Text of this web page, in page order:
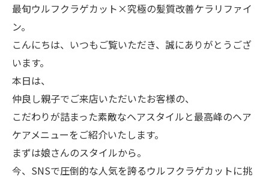
最旬ウルフクラゲカット×究極の髪質改善ケラリファイ
ン。
​こんにちは、いつもご覧いただき、誠にありがとうござ
います。
本日は、
仲良し親子でご来店いただいたお客様の、
こだわりが詰まった素敵なヘアスタイルと最高峰のヘア
ケアメニューをご紹介いたします。
​まずは娘さんのスタイルから。
今、SNSで圧倒的な人気を誇るウルフクラゲカットに挑